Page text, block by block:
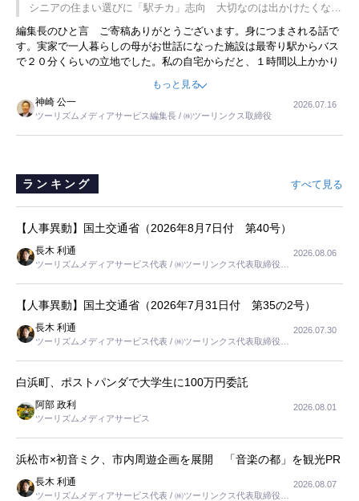
です。永井社長は、駐車場に都内ナンバーの高級外車が停まっている
ことに目をつけ、高級商品でも売れると確信したそうです。今回の記
事を懐かしく読みました。
シニアの住まい選びに「駅チカ」志向 大切なのは出かけたくなる
暮らし
編集長のひと言 ご寄稿ありがとうございます。身につまされる話で
す。実家で一人暮らしの母がお世話になった施設は最寄り駅からバス
で２０分くらいの立地でした。私の自宅からだと、１時間以上かかり
ました。母の住まいから近いという理由で、その施設を選択したので
すが、私と妹にとっては、半日仕事ででした。シニアの住まい選び
は、当人だけではなく、世話をする家族の足の便も考えない外池ない
と思いました。
もっと見る
神崎 公一
ツーリズムメディアサービス編集長 / ㈱ツーリンクス取締役
2026.07.16
ランキング すべて見る
【人事異動】国土交通省（2026年8月7日付 第40号）
長木 利通
ツーリズムメディアサービス代表 / ㈱ツーリンクス代表取締役社
2026.08.06
【人事異動】国土交通省（2026年7月31日付 第35の2号）
長木 利通
ツーリズムメディアサービス代表 / ㈱ツーリンクス代表取締役社
2026.07.30
白浜町、ポストパンダで大学生に100万円委託
阿部 政利
ツーリズムメディアサービス
2026.08.01
浜松市×初音ミク、市内周遊企画を展開 「音楽の都」を観光PR
長木 利通
ツーリズムメディアサービス代表 / ㈱ツーリンクス代表取締役社
2026.08.07